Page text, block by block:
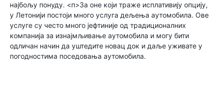
најбољу понуду. <п>За оне који траже исплативију опцију,
у Летонији постоји много услуга дељења аутомобила. Ове
услуге су често много јефтиније од традиционалних
компанија за изнајмљивање аутомобила и могу бити
одличан начин да уштедите новац док и даље уживате у
погодностима поседовања аутомобила.